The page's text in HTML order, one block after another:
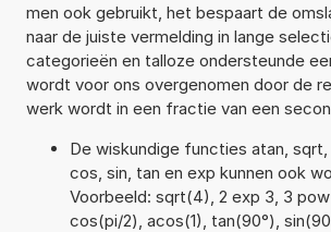
men ook gebruikt, het bespaart de
naar de juiste vermelding in lange
categorieën en talloze ondersteunde
wordt voor ons overgenomen door de
werk wordt in een fractie van een
De wiskundige functies atan, sqrt,
cos, sin, tan en exp kunnen ook
Voorbeeld: sqrt(4), 2 exp 3, 3 pow
cos(pi/2), acos(1), tan(90°),